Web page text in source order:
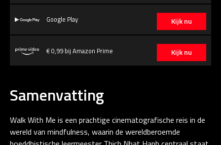
Kijk nu
Google Play
Kijk nu
€ 0,99 bij Amazon Prime
Samenvatting
Walk With Me is een prachtige cinematografische reis in de
wereld van mindfulness, waarin de wereldberoemde